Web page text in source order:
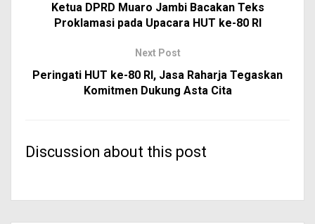
Ketua DPRD Muaro Jambi Bacakan Teks
Proklamasi pada Upacara HUT ke-80 RI
Next Post
Peringati HUT ke-80 RI, Jasa Raharja Tegaskan
Komitmen Dukung Asta Cita
Discussion about this post